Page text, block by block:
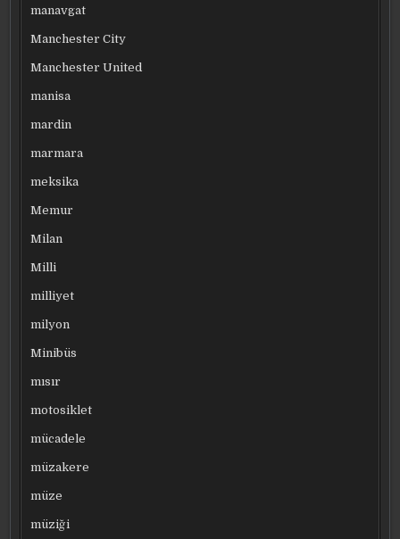
manavgat
Manchester City
Manchester United
manisa
mardin
marmara
meksika
Memur
Milan
Milli
milliyet
milyon
Minibüs
mısır
motosiklet
mücadele
müzakere
müze
müziği